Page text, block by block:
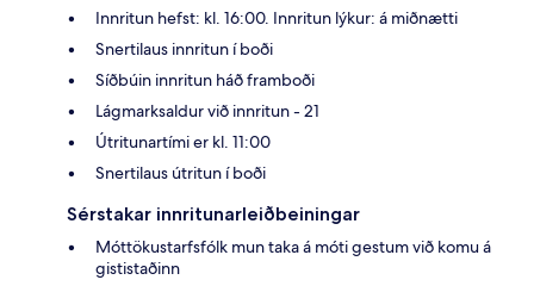
Innritun hefst: kl. 16:00. Innritun lýkur: á miðnætti
Snertilaus innritun í boði
Síðbúin innritun háð framboði
Lágmarksaldur við innritun - 21
Útritunartími er kl. 11:00
Snertilaus útritun í boði
Sérstakar innritunarleiðbeiningar
Móttökustarfsfólk mun taka á móti gestum við komu á
gististaðinn